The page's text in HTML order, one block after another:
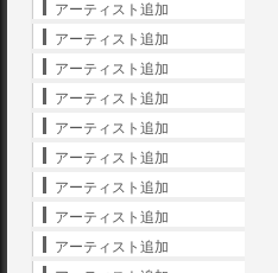
アーティスト追加
アーティスト追加
アーティスト追加
アーティスト追加
アーティスト追加
アーティスト追加
アーティスト追加
アーティスト追加
アーティスト追加